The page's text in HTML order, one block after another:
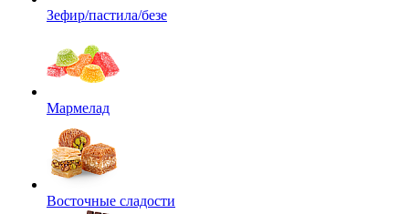
Зефир/пастила/безе
Мармелад
Восточные сладости